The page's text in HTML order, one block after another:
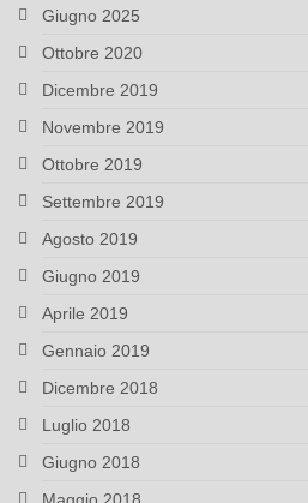
Giugno 2025
Ottobre 2020
Dicembre 2019
Novembre 2019
Ottobre 2019
Settembre 2019
Agosto 2019
Giugno 2019
Aprile 2019
Gennaio 2019
Dicembre 2018
Luglio 2018
Giugno 2018